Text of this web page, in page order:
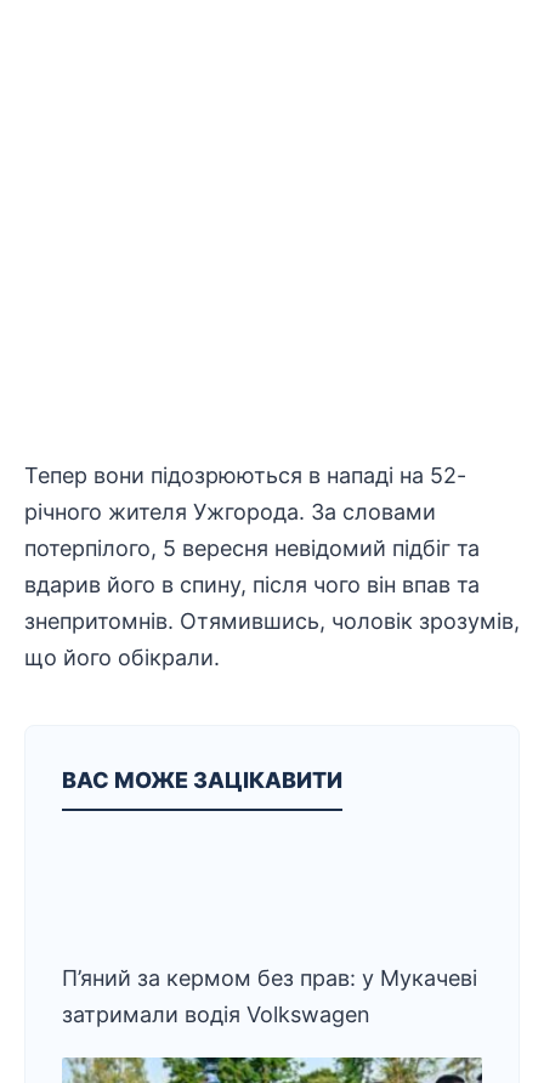
Тепер вони підозрюються в нападі на 52-
річного жителя Ужгорода. За словами
потерпілого, 5 вересня невідомий підбіг та
вдарив його в спину, після чого він впав та
знепритомнів. Отямившись, чоловік зрозумів,
що його обікрали.
ВАС МОЖЕ ЗАЦІКАВИТИ
П’яний за кермом без прав: у Мукачеві
затримали водія Volkswagen